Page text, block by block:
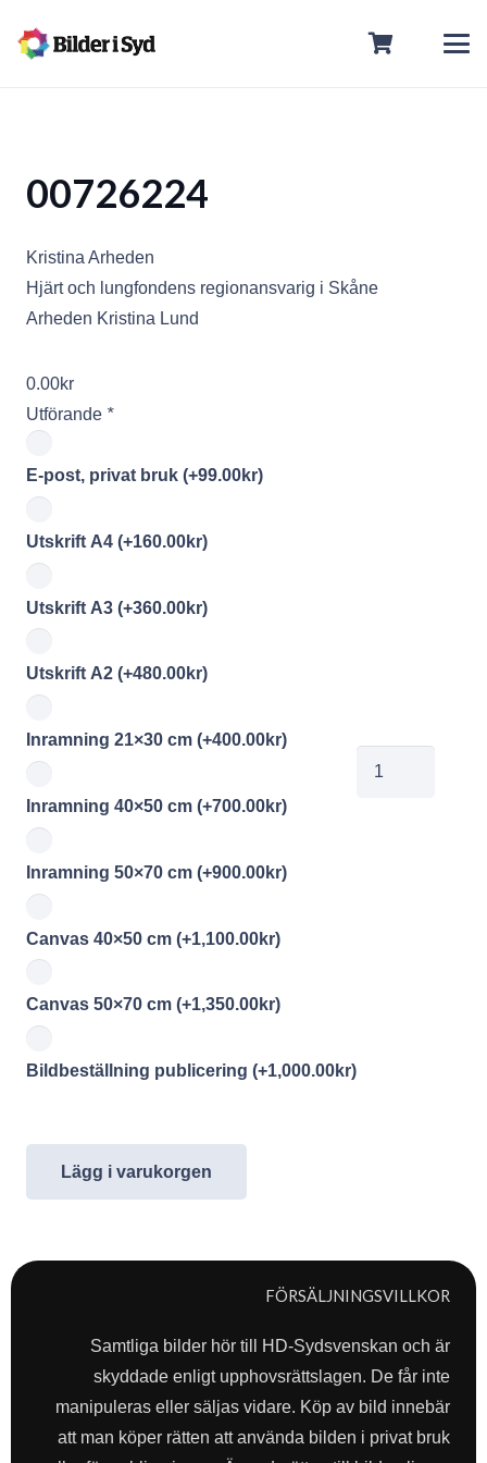
00726224
Kristina Arheden
Hjärt och lungfondens regionansvarig i Skåne
Arheden Kristina Lund
0.00kr
Utförande *
E-post, privat bruk (+99.00kr)
Utskrift A4 (+160.00kr)
Utskrift A3 (+360.00kr)
Utskrift A2 (+480.00kr)
Inramning 21×30 cm (+400.00kr)
Inramning 40×50 cm (+700.00kr)
Inramning 50×70 cm (+900.00kr)
Canvas 40×50 cm (+1,100.00kr)
Canvas 50×70 cm (+1,350.00kr)
Bildbeställning publicering (+1,000.00kr)
Lägg i varukorgen
FÖRSÄLJNINGSVILLKOR
Samtliga bilder hör till HD-Sydsvenskan och är
skyddade enligt upphovsrättslagen. De får inte
manipuleras eller säljas vidare. Köp av bild innebär
att man köper rätten att använda bilden i privat bruk